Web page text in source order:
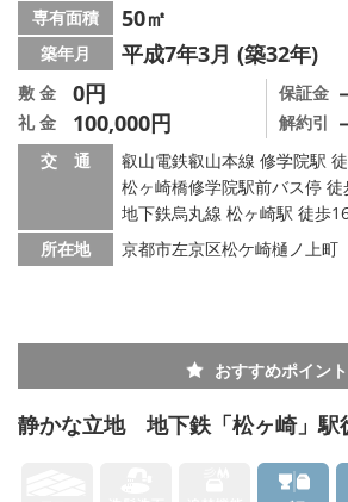
店舗情報·アクセス
会社概要
メールでお問い合わせ
専有面積 50㎡
築年月 平成7年3月 (築32年)
敷 金 0円
礼 金 100,000円
保証金
解約引
交 通
叡山電鉄叡山本線 修学院駅
松ヶ崎橋修学院駅前バス停 徒
地下鉄烏丸線 松ヶ崎駅 徒歩
所在地
京都市左京区松ケ崎樋ノ上町
おすすめポイント
静かな立地 地下鉄「松ヶ崎」駅